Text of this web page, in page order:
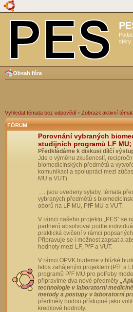
sféry
Obsah fóra
Vyhledat témata bez odpovědí • Zobrazit aktivní
FÓRUM
Porovnání vybraných
studijních programů LF MU;
Předkládáme k diskusi dílčí
Jde o výměnu zkušeností,
biomedicínských předmětů a
komunikaci a spolupráci mezi
MU a VUT).
…..jsou uvedeny sylaby, témata
vybraných předmětů s
oborů na LF MU, PřF MU a VUT.
V rámci našeho projektu „PES“ se
partnerů absolvovat podle
praktická cvičení v rámci
Připravuje se i možnost zapsat a
hodnoty mezi LF, PřF a VUT.
V rámci OPVK budeme v blízké
letos zahájeným projektem (PřF a
programů PřF MU pro potřeby
připravíme dva nové předměty
technologie v laboratorní
metody a postupy v laboratorní
předměty budou přístupné jako
kreditové hodnoty.